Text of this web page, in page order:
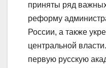
приняты ряд
реформу
России, а также
центральной
первую русскую